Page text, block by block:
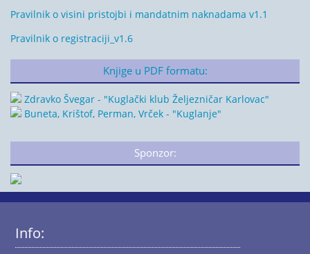
Pravilnik o visini pristojbi i mandatnim naknadama v1.1
Pravilnik o registraciji_v1.6
Knjige u PDF formatu:
Zdravko Švegar - "Kuglački klub Željezničar Karlovac"
Buneta, Krištof, Perman, Vrček - "Kuglanje"
Sponzor:
Info: